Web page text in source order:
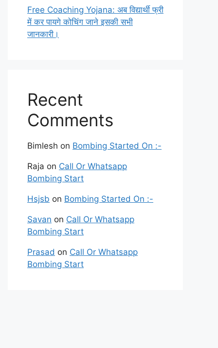
Free Coaching Yojana: अब विद्यार्थी फ्री
में कर पायगे कोचिंग जाने इसकी सभी
जानकारी।
Recent
Comments
Bimlesh on Bombing Started On :-
Raja on Call Or Whatsapp
Bombing Start
Hsjsb on Bombing Started On :-
Savan on Call Or Whatsapp
Bombing Start
Prasad on Call Or Whatsapp
Bombing Start